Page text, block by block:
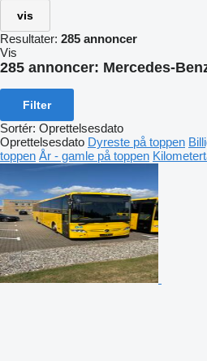
vis
Resultater: 285 annoncer
Vis
285 annoncer: Mercedes-
Filter
Sortér: Oprettelsesdato
Oprettelsesdato Dyreste på toppen
toppen År - gamle på toppen